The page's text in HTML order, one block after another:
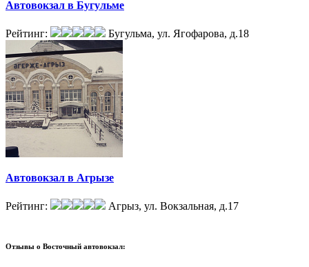
Автовокзал в Бугульме
Рейтинг: Бугульма, ул. Ягофарова, д.18
Автовокзал в Агрызе
Рейтинг: Агрыз, ул. Вокзальная, д.17
Отзывы о Восточный автовокзал: